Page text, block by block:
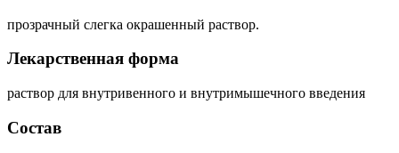
прозрачный слегка окрашенный раствор.
Лекарственная форма
раствор для внутривенного и внутримышечного введения
Состав